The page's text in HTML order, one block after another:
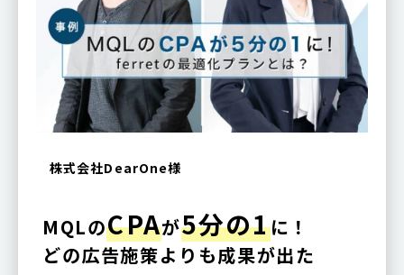
株式会社DearOne様
MQLのCPAが5分の1に！
どの広告施策よりも成果が出た